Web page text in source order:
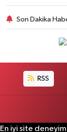
Son Dakika
RSS
En iyi site